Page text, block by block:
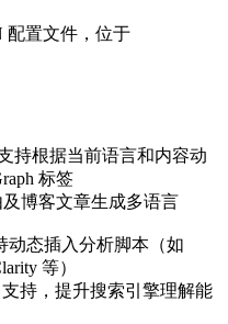
配置文件，位于
持根据当前语言和内容动
标签
博客文章生成多语言
动态插入分析脚本（如
等）
持，提升搜索引擎理解能